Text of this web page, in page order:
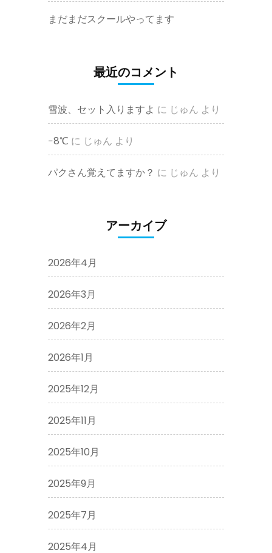
まだまだスクールやってます
最近のコメント
雪波、セット入りますよ に じゅん より
−8℃ に じゅん より
パクさん覚えてますか？ に じゅん より
アーカイブ
2026年4月
2026年3月
2026年2月
2026年1月
2025年12月
2025年11月
2025年10月
2025年9月
2025年7月
2025年4月